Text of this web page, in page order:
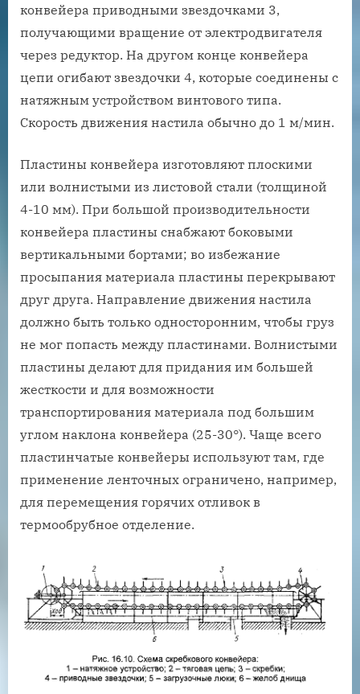
конвейера приводными звездочками 3,
получающими вращение от электродвигателя
через редуктор. На другом конце конвейера
цепи огибают звездочки 4, которые соединены с
натяжным устройством винтового типа.
Скорость движения настила обычно до 1 м/мин.
Пластины конвейера изготовляют плоскими
или волнистыми из листовой стали (толщиной
4-10 мм). При большой производительности
конвейера пластины снабжают боковыми
вертикальными бортами; во избежание
просыпания материала пластины перекрывают
друг друга. Направление движения настила
должно быть только односторонним, чтобы груз
не мог попасть между пластинами. Волнистыми
пластины делают для придания им большей
жесткости и для возможности
транспортирования материала под большим
углом наклона конвейера (25-30°). Чаще всего
пластинчатые конвейеры используют там, где
применение ленточных ограничено, например,
для перемещения горячих отливок в
термообрубное отделение.